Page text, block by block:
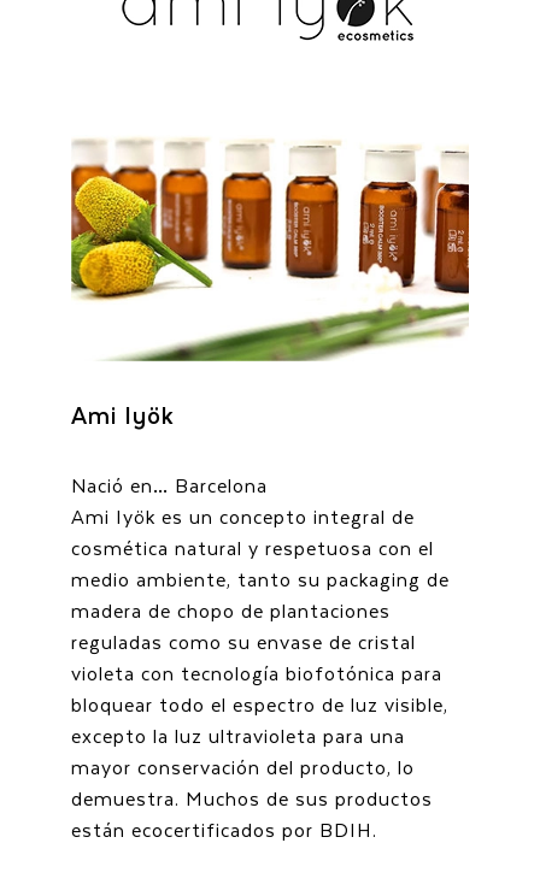
Ami Iyök
Nació en… Barcelona
Ami Iyök es un concepto integral de
cosmética natural y respetuosa con el
medio ambiente, tanto su packaging de
madera de chopo de plantaciones
reguladas como su envase de cristal
violeta con tecnología biofotónica para
bloquear todo el espectro de luz visible,
excepto la luz ultravioleta para una
mayor conservación del producto, lo
demuestra. Muchos de sus productos
están ecocertificados por BDIH.